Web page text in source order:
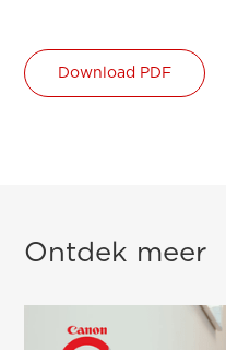
Download PDF
Ontdek meer